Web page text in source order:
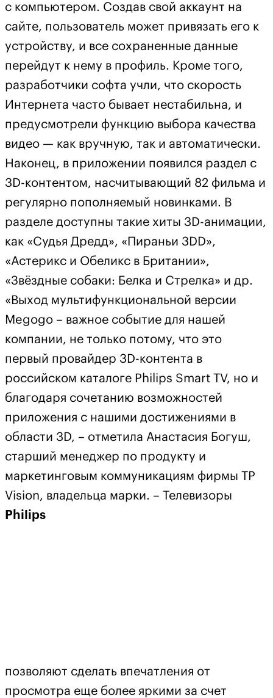
с компьютером. Создав свой аккаунт на
сайте, пользователь может привязать его к
устройству, и все сохраненные данные
перейдут к нему в профиль. Кроме того,
разработчики софта учли, что скорость
Интернета часто бывает нестабильна, и
предусмотрели функцию выбора качества
видео — как вручную, так и автоматически.
Наконец, в приложении появился раздел с
3D-контентом, насчитывающий 82 фильма и
регулярно пополняемый новинками. В
разделе доступны такие хиты 3D-анимации,
как «Судья Дредд», «Пираньи 3DD»,
«Астерикс и Обеликс в Британии»,
«Звёздные собаки: Белка и Стрелка» и др.
«Выход мультифункциональной версии
Megogo – важное событие для нашей
компании, не только потому, что это
первый провайдер 3D-контента в
российском каталоге Philips Smart TV, но и
благодаря сочетанию возможностей
приложения с нашими достижениями в
области 3D, – отметила Анастасия Богуш,
старший менеджер по продукту и
маркетинговым коммуникациям фирмы TP
Vision, владельца марки. – Телевизоры
Philips
позволяют сделать впечатления от
просмотра еще более яркими за счет